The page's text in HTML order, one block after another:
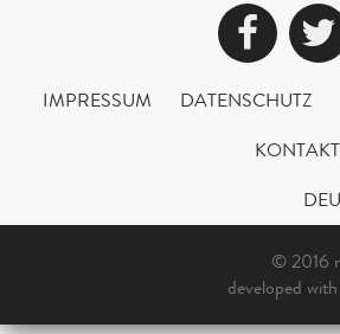
IMPRESSUM DATENSCHUTZ
KONTAKT
© 2016
developed with